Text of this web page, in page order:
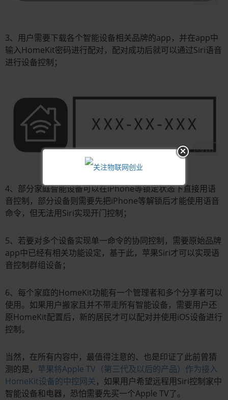
3、用户需要下载各个智能设备相关品牌的app，并在app中
输入HomeKit密码进行配对，配对成功后就可以通过Siri语音
进行设备控制；
4、部分家庭智能设备可以在iPhone等锁定状态下直接用语
音控制，部分设备则需要先把iPhone等解锁后才能使用语音
命令，但无法用Siri实现开门控制；
5、若要对多个设备实现单一命令的协同控制，需要原始品牌
app中已经有相关功能设定，基于此，苹果Siri才可以实现语
音控制群组设备；
6、每个家庭的HomeKit功能有一个管理者和多个分享者可以
使用。如果用户搬家且并不带走所有智能设备，需要用户还
原HomeKit配置后，新的居民才可以配对并使用iOS设备进行
控制。
当然，在所有内容中，最值得注意的、也是印证了此前曾猜
测的是， 苹果将Apple TV（第三代及以后的产品）作为接入
HomeKit设备的中控网关，如果用户希望远程用Siri控制家中
智能设备和电器，恐怕需要先买一个Apple TV了。